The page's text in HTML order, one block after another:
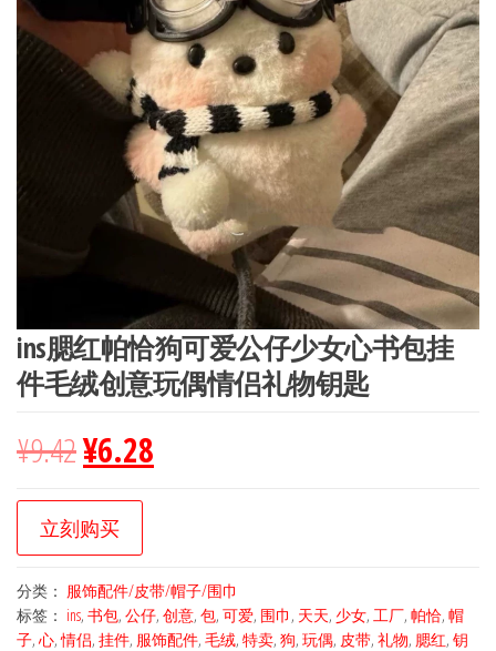
ins腮红帕恰狗可爱公仔少女心书包挂
件毛绒创意玩偶情侣礼物钥匙
¥9.42¥6.28
立刻购买
分类： 服饰配件/皮带/帽子/围巾
标签： ins, 书包, 公仔, 创意, 包, 可爱, 围巾 , 天天, 少女, 工厂, 帕恰, 帽
子, 心,情侣, 挂件, 服饰配件, 毛绒, 特卖, 狗, 玩偶, 皮带, 礼物, 腮红, 钥